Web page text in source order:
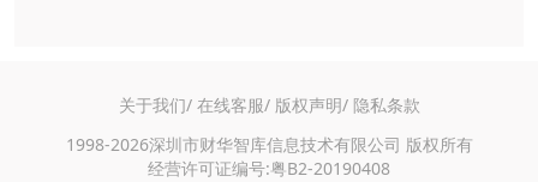
关于我们/ 在线客服/ 版权声明/ 隐私条款
1998-2026深圳市财华智库信息技术有限公司 版权所有
经营许可证编号:粤B2-20190408